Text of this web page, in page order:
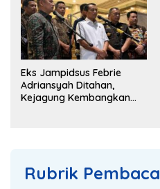
Eks Jampidsus Febrie
Adriansyah Ditahan,
Kejagung Kembangkan
Rubrik Pembaca